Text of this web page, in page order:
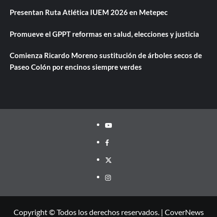
Presentan Ruta Atlética IUEM 2026 en Metepec
Promueve el GPPT reformas en salud, elecciones y justicia
Comienza Ricardo Moreno sustitución de árboles secos de
Paseo Colón por encinos siempre verdes
Youtube
Facebook
Twitter
Instagram
Copyright © Todos los derechos reservados. | CoverNews